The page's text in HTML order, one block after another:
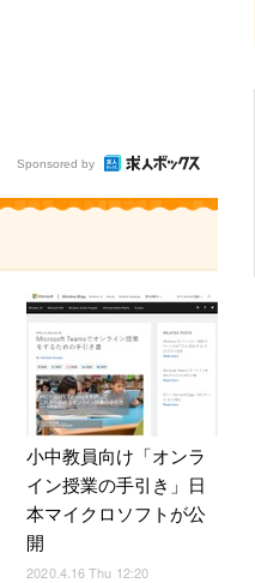
Sponsored by
小中教員向け「オンラ
イン授業の手引き」日
本マイクロソフトが公
開
2020.4.16 Thu 12:20